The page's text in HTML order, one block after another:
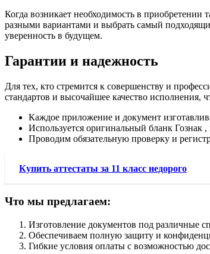
Когда возникает необходимость в
разными вариантами и выбрать самый
уверенность в будущем.
Гарантии и надежность
Для тех, кто стремится к совершенству и
стандартов и высочайшее качество исполнения,
Каждое приложение и документ
Используется оригинальный бланк
Проводим обязательную проверку и
Купить аттестаты за 11 класс недорого
Что мы предлагаем:
Изготовление документов под различные
Обеспечиваем полную защиту и
Гибкие условия оплаты с возможностью